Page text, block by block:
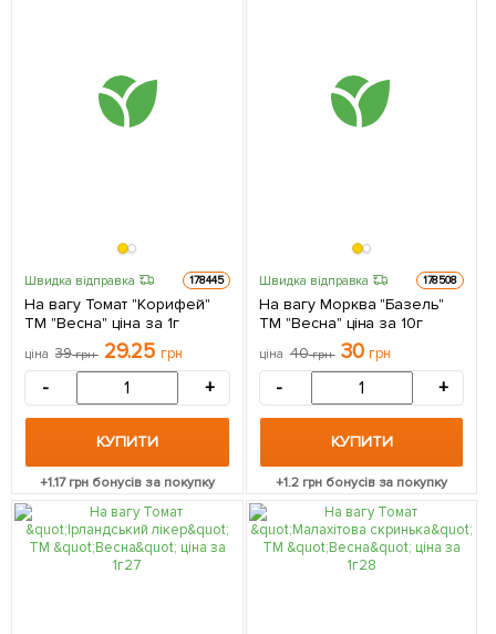
Швидка відправка 178445
На вагу Томат "Корифей"
ТМ "Весна" ціна за 1г
ціна 39грн 29.25 грн
- +
КУПИТИ
+1.17грн бонусів за покупку
Швидка відправка 178508
На вагу Морква "Базель"
ТМ "Весна" ціна за 10г
ціна 40грн 30 грн
- +
КУПИТИ
+1.2грн бонусів за покупку